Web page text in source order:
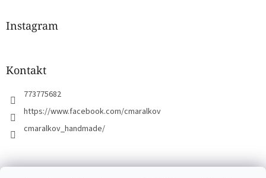
Instagram
Kontakt
773775682
https://www.facebook.com/cmaralkov
cmaralkov_handmade/